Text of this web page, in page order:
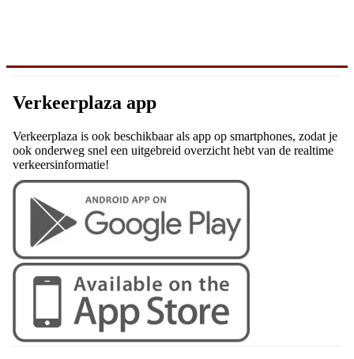
Verkeerplaza app
Verkeerplaza is ook beschikbaar als app op smartphones, zodat je
ook onderweg snel een uitgebreid overzicht hebt van de realtime
verkeersinformatie!